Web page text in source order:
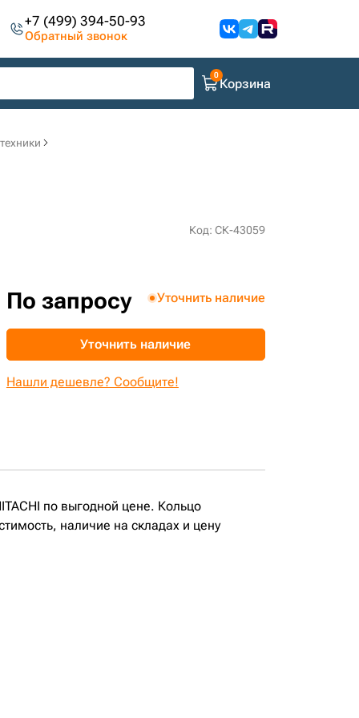
+7 (499) 394-50-93
Обратный звонок
Корзина
Код: СК-43059
По запросу Уточнить наличие
Уточнить наличие
Нашли дешевле? Сообщите!
по выгодной цене. Кольцо
наличие на складах и цену